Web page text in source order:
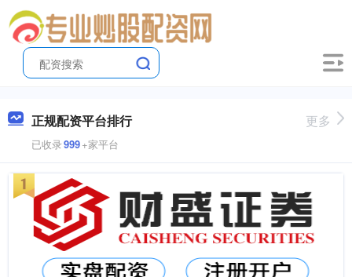
正规配资平台排行
已收录999+家平台
更多